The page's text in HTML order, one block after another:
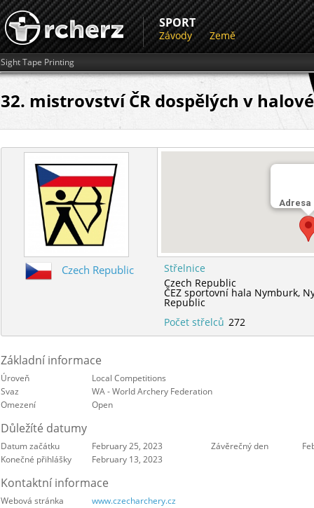
SPORT
Závody Země
Sight Tape Printing
32. mistrovství ČR dospělých v
Adresa
Czech Republic
Střelnice
Czech Republic
ČEZ sportovní hala Nymburk,
Republic
Počet střelců 272
Základní informace
Úroveň
Local Competitions
Svaz
WA - World Archery Federation
Omezení
Open
Důležíté datumy
Datum začátku February 25, 2023 Závěrečný den
Konečné přihlášky
February 13, 2023
Kontaktní informace
Webová stránka www.czecharchery.cz